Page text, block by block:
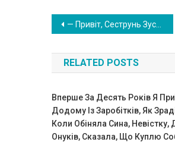
Навигация
по
записям
— Привіт, Сеструнь Зустрічай меш канців — сестра ввалилася в квартиру, в одній руці тримаючи дитину, іншою рукою тягнучи валізу. — Данька прописати треба буде, щоб садок дали.
RELATED POSTS
Вперше За Десять Років Я
Додому Із Заробітків, Як
Коли Обіняла Сина, Невістку,
Онуків, Сказала, Що Куплю